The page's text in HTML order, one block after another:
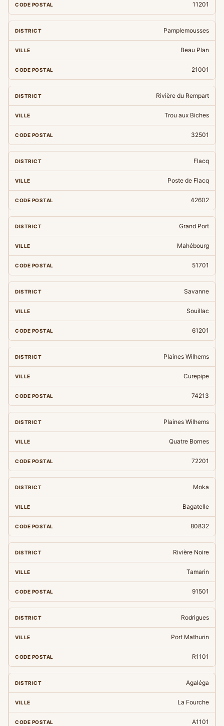
11201
Pamplemousses
Beau Plan
21001
Rivière du Rempart
Trou aux Biches
32501
Flacq
Poste de Flacq
42602
Grand Port
Mahébourg
51701
Savanne
Souillac
61201
Plaines Wilhems
Curepipe
74213
Plaines Wilhems
Quatre Bornes
72201
Moka
Bagatelle
80832
Rivière Noire
Tamarin
91501
Rodrigues
Port Mathurin
R1101
Agaléga
La Fourche
A1101